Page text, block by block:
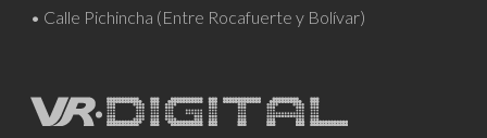
• Calle Pichincha (Entre Rocafuerte y Bolívar)